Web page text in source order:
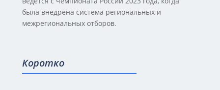
была внедрена система региональных и
межрегиональных отборов.
Коротко